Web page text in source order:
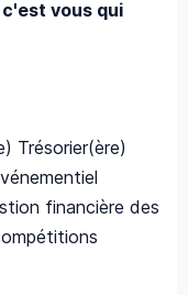
c'est vous qui
Trésorier(ère)
financière des